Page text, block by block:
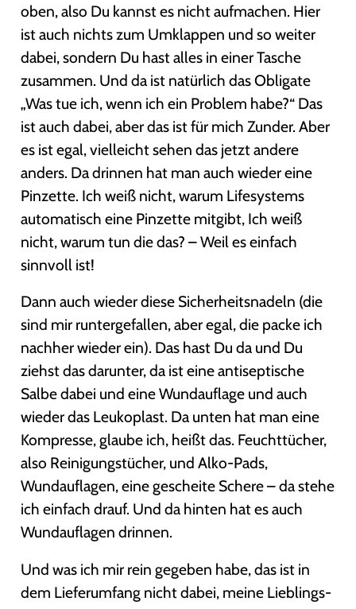
oben, also Du kannst es nicht aufmachen. Hier
ist auch nichts zum Umklappen und so weiter
dabei, sondern Du hast alles in einer Tasche
zusammen. Und da ist natürlich das Obligate
„Was tue ich, wenn ich ein Problem habe?“ Das
ist auch dabei, aber das ist für mich Zunder. Aber
es ist egal, vielleicht sehen das jetzt andere
anders. Da drinnen hat man auch wieder eine
Pinzette. Ich weiß nicht, warum Lifesystems
automatisch eine Pinzette mitgibt, Ich weiß
nicht, warum tun die das? – Weil es einfach
sinnvoll ist!
Dann auch wieder diese Sicherheitsnadeln (die
sind mir runtergefallen, aber egal, die packe ich
nachher wieder ein). Das hast Du da und Du
ziehst das darunter, da ist eine antiseptische
Salbe dabei und eine Wundauflage und auch
wieder das Leukoplast. Da unten hat man eine
Kompresse, glaube ich, heißt das. Feuchttücher,
also Reinigungstücher, und Alko-Pads,
Wundauflagen, eine gescheite Schere – da stehe
ich einfach drauf. Und da hinten hat es auch
Wundauflagen drinnen.
Und was ich mir rein gegeben habe, das ist in
dem Lieferumfang nicht dabei, meine Lieblings-